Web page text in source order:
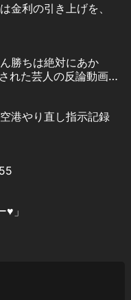
金利の引き上げを、
勝ちは絶対にあか
れた芸人の反論動画引
港やり直し指示記録
」